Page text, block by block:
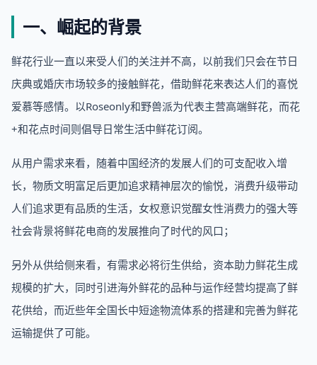
一、崛起的背景
鲜花行业一直以来受人们的关注并不高，以前我们只会在节日
庆典或婚庆市场较多的接触鲜花，借助鲜花来表达人们的喜悦
爱慕等感情。以Roseonly和野兽派为代表主营高端鲜花，而花
+和花点时间则倡导日常生活中鲜花订阅。
从用户需求来看，随着中国经济的发展人们的可支配收入增
长，物质文明富足后更加追求精神层次的愉悦，消费升级带动
人们追求更有品质的生活，女权意识觉醒女性消费力的强大等
社会背景将鲜花电商的发展推向了时代的风口；
另外从供给侧来看，有需求必将衍生供给，资本助力鲜花生成
规模的扩大，同时引进海外鲜花的品种与运作经营均提高了鲜
花供给，而近些年全国长中短途物流体系的搭建和完善为鲜花
运输提供了可能。